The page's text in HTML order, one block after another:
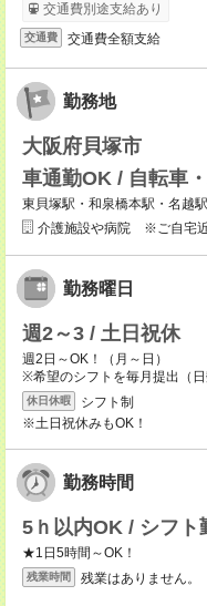
交通費別途支給あり
交通費 交通費全額支給
勤務地
大阪府貝塚市
車通勤OK / 自転車
東貝塚駅・和泉橋本駅・名越
介護施設や病院 ※ご自宅
勤務曜日
週2～3 / 土日祝休
週2日～OK！（月～日）
※希望のシフトを毎月提出（日
休日休暇
シフト制
※土日祝休みもOK！
勤務時間
5ｈ以内OK / シフト
★1日5時間～OK！
残業時間 残業はありません。